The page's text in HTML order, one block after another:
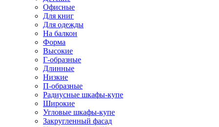
Офисные
Для книг
Для одежды
На балкон
Форма
Высокие
Г-образные
Длинные
Низкие
П-образные
Радиусные шкафы-купе
Широкие
Угловые шкафы-купе
Закругленный фасад